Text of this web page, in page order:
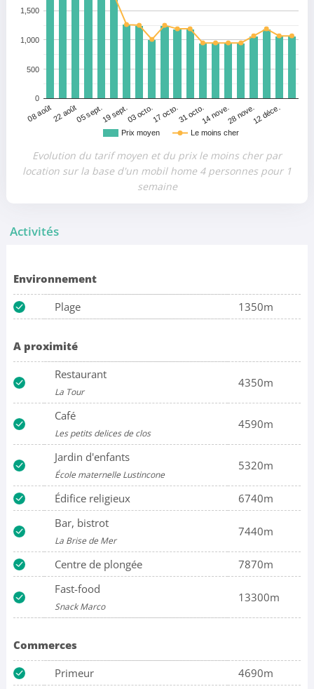
Prix moyen Le moins cher
08 août22 août05 sept.19 sept.03 octo.17 octo.31 octo.14 nove.28 nove.12 déce.
0
500
1,000
1,500
Evolution du tarif moyen et du prix le moins cher par
location sur la base d'un mobil home 4 personnes pour 1
semaine
Activités
Environnement
Plage
1350m
A proximité
Restaurant
La Tour
4350m
Café
Les petits delices de clos
4590m
Jardin d'enfants
École maternelle Lustincone
5320m
Édifice religieux
6740m
Bar, bistrot
La Brise de Mer
7440m
Centre de plongée
7870m
Fast-food
Snack Marco
13300m
Commerces
Primeur
4690m